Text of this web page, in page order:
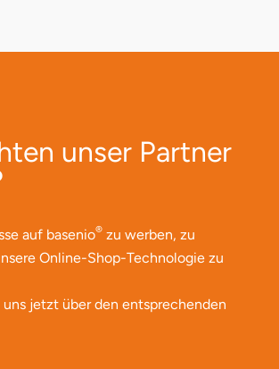
unser Partner
auf basenio® zu werben, zu
Online-Shop-Technologie zu
jetzt über den entsprechenden